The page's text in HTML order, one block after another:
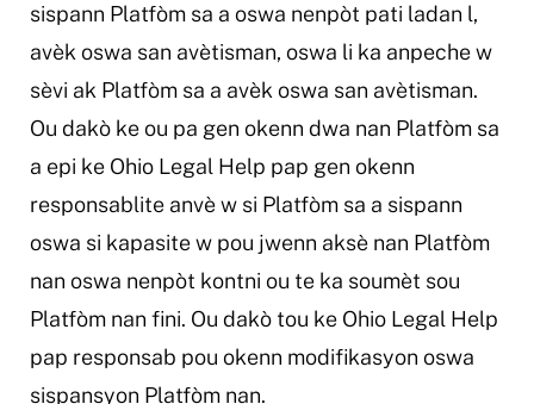
sispann Platfòm sa a oswa nenpòt pati ladan l,
avèk oswa san avètisman, oswa li ka anpeche w
sèvi ak Platfòm sa a avèk oswa san avètisman.
Ou dakò ke ou pa gen okenn dwa nan Platfòm sa
a epi ke Ohio Legal Help pap gen okenn
responsablite anvè w si Platfòm sa a sispann
oswa si kapasite w pou jwenn aksè nan Platfòm
nan oswa nenpòt kontni ou te ka soumèt sou
Platfòm nan fini. Ou dakò tou ke Ohio Legal Help
pap responsab pou okenn modifikasyon oswa
sispansyon Platfòm nan.